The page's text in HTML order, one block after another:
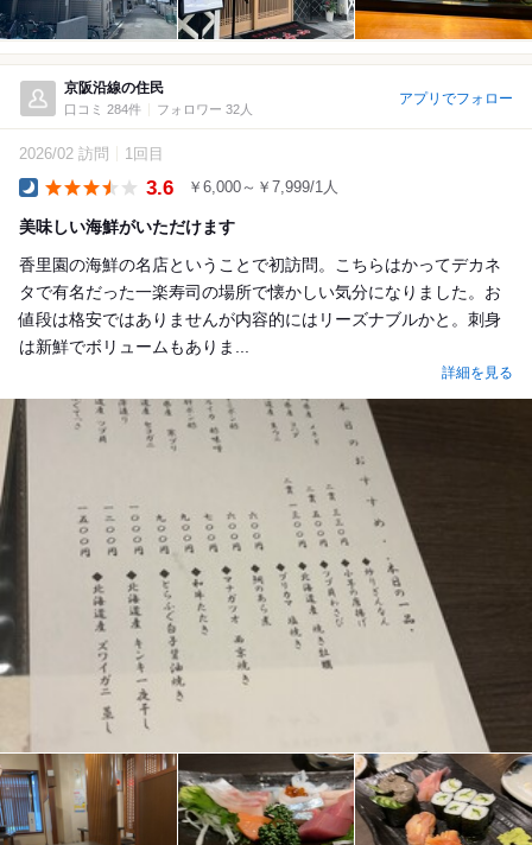
京阪沿線の住民
口コミ 284件 フォロワー 32人
アプリでフォロー
2026/02 訪問 1回目
3.6 ￥6,000～￥7,999/1人
美味しい海鮮がいただけます
香里園の海鮮の名店ということで初訪問。こちらはかってデカネ
タで有名だった一楽寿司の場所で懐かしい気分になりました。お
値段は格安ではありませんが内容的にはリーズナブルかと。刺身
は新鮮でボリュームもありま...
詳細を見る